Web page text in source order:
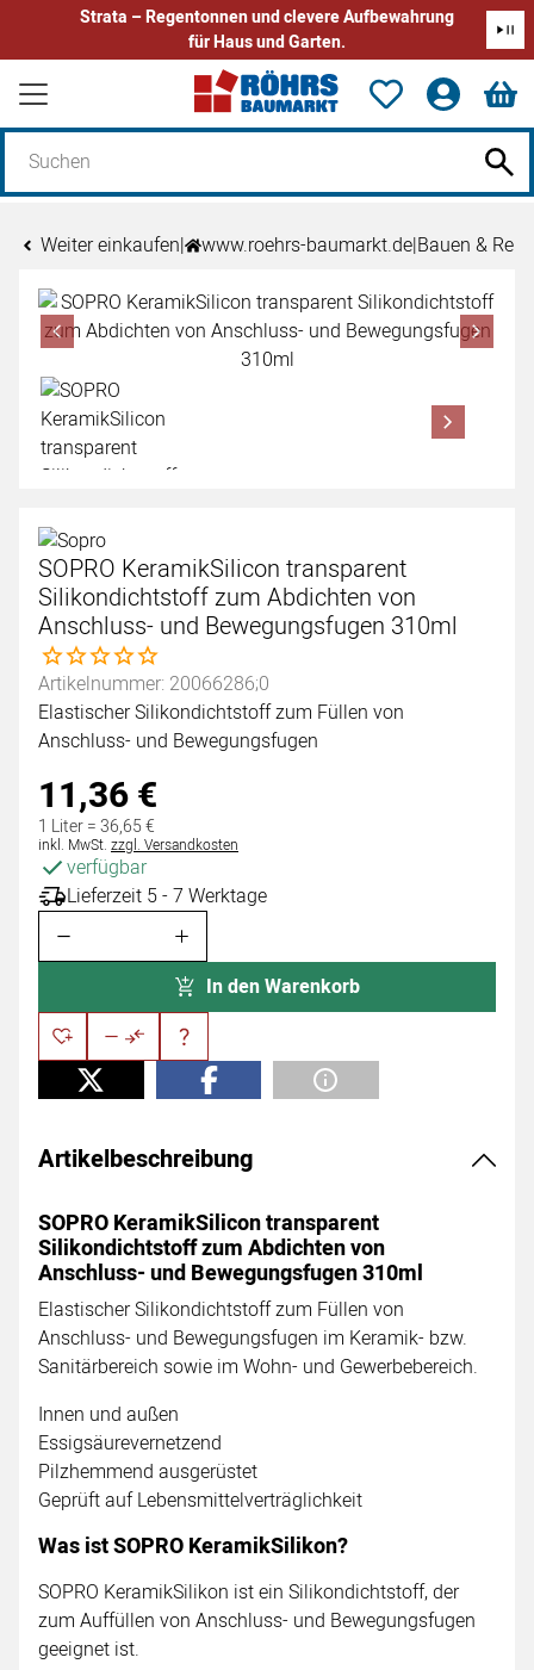
Strata – Regentonnen und clevere Aufbewahrung
für Haus und Garten.
Zum Hauptinhalt springen
Weiter einkaufen| www.roehrs-baumarkt.de|Bauen &
Produktgalerie
Zur Kaufbox springen
SOPRO KeramikSilicon transparent
Silikondichtstoff zum Abdichten von
Anschluss- und Bewegungsfugen 310ml
Noch keine Bewertungen abgegeben
Artikelnummer: 20066286;0
Elastischer Silikondichtstoff zum Füllen von
Anschluss- und Bewegungsfugen
11,36€
1 Liter =36,65€
Steuerhinweis:
inkl. MwSt. zzgl. Versandkosten
verfügbar
Lieferzeit 5 - 7 Werktage
In den Warenkorb
Artikelbeschreibung
SOPRO KeramikSilicon transparent
Silikondichtstoff zum Abdichten von
Anschluss- und Bewegungsfugen 310ml
Elastischer Silikondichtstoff zum Füllen von
Anschluss- und Bewegungsfugen im Keramik- bzw.
Sanitärbereich sowie im Wohn- und Gewerbebereich.
Innen und außen
Essigsäurevernetzend
Pilzhemmend ausgerüstet
Geprüft auf Lebensmittelverträglichkeit
Was ist SOPRO KeramikSilikon?
SOPRO KeramikSilikon ist ein Silikondichtstoff, der
zum Auffüllen von Anschluss- und Bewegungsfugen
geeignet ist.